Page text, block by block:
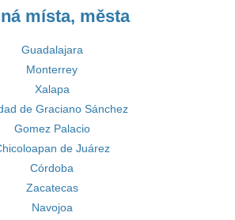
místa, města
Guadalajara
Monterrey
Xalapa
de Graciano Sánchez
Gomez Palacio
de Juárez
Córdoba
Zacatecas
Navojoa